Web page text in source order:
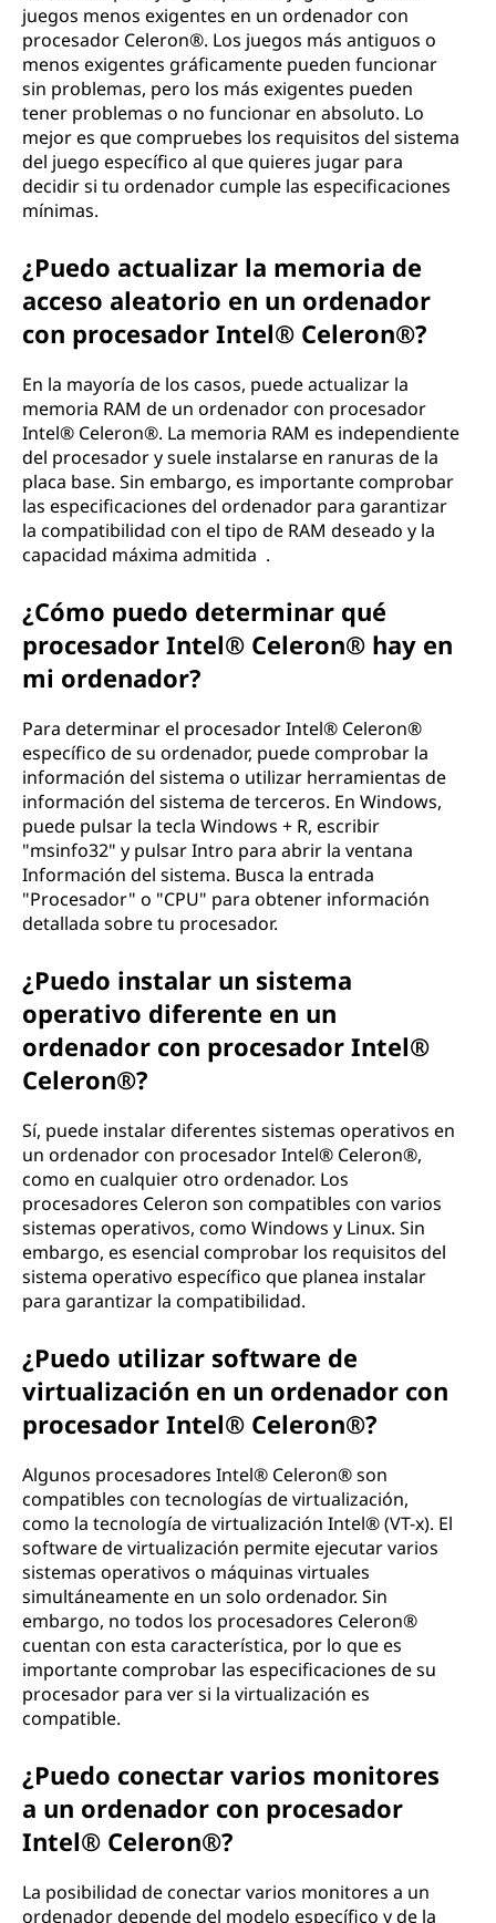
juegos menos exigentes en un ordenador con
procesador Celeron®. Los juegos más antiguos o
menos exigentes gráficamente pueden funcionar
sin problemas, pero los más exigentes pueden
tener problemas o no funcionar en absoluto. Lo
mejor es que compruebes los requisitos del sistema
del juego específico al que quieres jugar para
decidir si tu ordenador cumple las especificaciones
mínimas.
¿Puedo actualizar la memoria de
acceso aleatorio en un ordenador
con procesador Intel® Celeron®?
En la mayoría de los casos, puede actualizar la
memoria RAM de un ordenador con procesador
Intel® Celeron®. La memoria RAM es independiente
del procesador y suele instalarse en ranuras de la
placa base. Sin embargo, es importante comprobar
las especificaciones del ordenador para garantizar
la compatibilidad con el tipo de RAM deseado y la
capacidad máxima admitida .
¿Cómo puedo determinar qué
procesador Intel® Celeron® hay en
mi ordenador?
Para determinar el procesador Intel® Celeron®
específico de su ordenador, puede comprobar la
información del sistema o utilizar herramientas de
información del sistema de terceros. En Windows,
puede pulsar la tecla Windows + R, escribir
"msinfo32" y pulsar Intro para abrir la ventana
Información del sistema. Busca la entrada
"Procesador" o "CPU" para obtener información
detallada sobre tu procesador.
¿Puedo instalar un sistema
operativo diferente en un
ordenador con procesador Intel®
Celeron®?
Sí, puede instalar diferentes sistemas operativos en
un ordenador con procesador Intel® Celeron®,
como en cualquier otro ordenador. Los
procesadores Celeron son compatibles con varios
sistemas operativos, como Windows y Linux. Sin
embargo, es esencial comprobar los requisitos del
sistema operativo específico que planea instalar
para garantizar la compatibilidad.
¿Puedo utilizar software de
virtualización en un ordenador con
procesador Intel® Celeron®?
Algunos procesadores Intel® Celeron® son
compatibles con tecnologías de virtualización,
como la tecnología de virtualización Intel® (VT-x). El
software de virtualización permite ejecutar varios
sistemas operativos o máquinas virtuales
simultáneamente en un solo ordenador. Sin
embargo, no todos los procesadores Celeron®
cuentan con esta característica, por lo que es
importante comprobar las especificaciones de su
procesador para ver si la virtualización es
compatible.
¿Puedo conectar varios monitores
a un ordenador con procesador
Intel® Celeron®?
La posibilidad de conectar varios monitores a un
ordenador depende del modelo específico y de la